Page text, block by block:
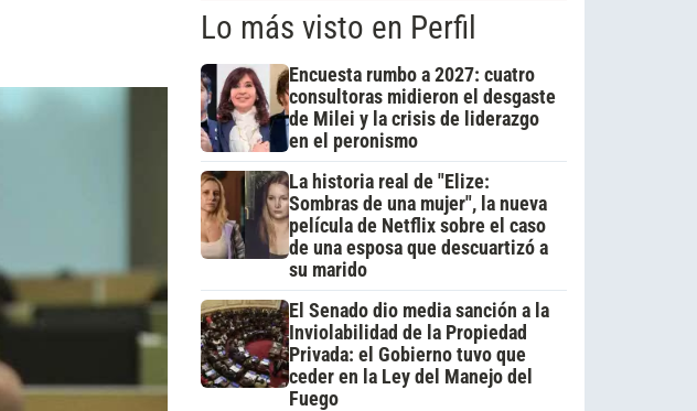
Lo más visto en Perfil
Encuesta rumbo a 2027: cuatro
consultoras midieron el desgaste
de Milei y la crisis de liderazgo
en el peronismo
La historia real de "Elize:
Sombras de una mujer", la nueva
película de Netflix sobre el caso
de una esposa que descuartizó a
su marido
El Senado dio media sanción a la
Inviolabilidad de la Propiedad
Privada: el Gobierno tuvo que
ceder en la Ley del Manejo del
Fuego